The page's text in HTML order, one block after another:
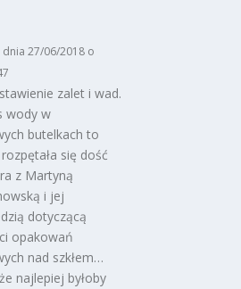
dnia 27/06/2018 o
zalet i wad.
wody w
butelkach to
się dość
z Martyną
i jej
dotyczącą
opakowań
nad szkłem…
najlepiej byłoby